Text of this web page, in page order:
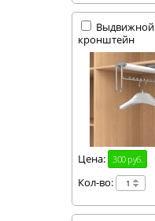
Выдвижной
кронштейн
Цена: 300 руб.
Кол-во: